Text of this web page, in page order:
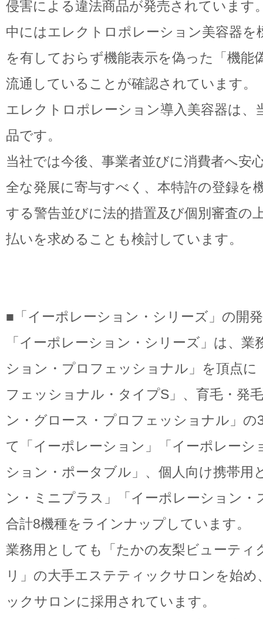
侵害による違法商品が発売されています
中にはエレクトロポレーション美容器を
を有しておらず機能表示を偽った「機能
流通していることが確認されています。
エレクトロポレーション導入美容器は、
品です。
当社では今後、事業者並びに消費者へ安
全な発展に寄与すべく、本特許の登録を
する警告並びに法的措置及び個別審査の
払いを求めることも検討しています。
■「イーポレーション・シリーズ」の開
「イーポレーション・シリーズ」は、
ション・プロフェッショナル」を頂点
フェッショナル・タイプS」、育毛・発
ン・グロース・プロフェッショナル」の
て「イーポレーション」「イーポレーシ
ション・ポータブル」、個人向け携帯用
ン・ミニプラス」「イーポレーション・
合計8機種をラインナップしています。
業務用としても「たかの友梨ビューティ
リ」の大手エステティックサロンを始
ックサロンに採用されています。